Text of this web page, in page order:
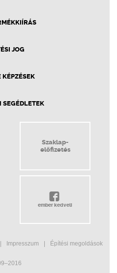
JOG
KÉPZÉSEK
SEGÉDLETEK
Szaklap-
előfizetés
ember kedveli
Impresszum Építési megoldások